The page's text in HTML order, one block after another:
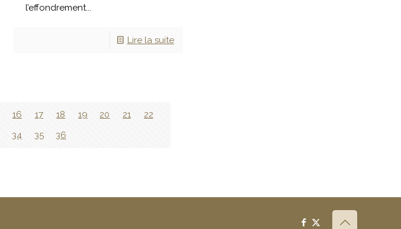
l’effondrement...
Lire la suite
16 17 18 19 20 21
22
34 35 36